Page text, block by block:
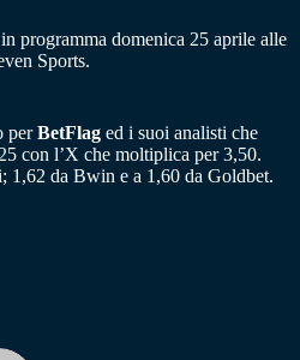
programma domenica 25 aprile alle
Sports.
perBetFlag ed i suoi analisti che
con l’X che moltiplica per 3,50.
1,62 da Bwin e a 1,60 da Goldbet.